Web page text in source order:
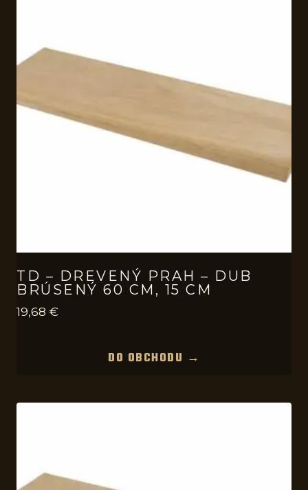
TD – DREVENÝ PRAH – DUB
BRÚSENÝ 60 CM, 15 CM
19,68 €
DO OBCHODU →